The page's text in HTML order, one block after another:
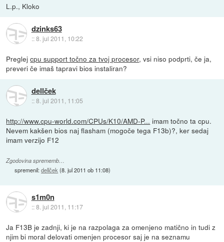
L.p., Kloko
dzinks63
::8. jul 2011, 10:22
Preglejcpu support točno za tvoj procesor, vsi niso podprti, če ja,
preveri če imaš tapravi bios instaliran?
dellček
::8. jul 2011, 11:05
http://www.cpu-world.com/CPUs/K10/AMD-P... imam točno ta cpu.
Nevem kakšen bios naj flasham (mogoče tega F13b)?, ker sedaj
imam verzijo F12
Zgodovina sprememb…
spremenil:dellček (8. jul 2011 ob 11:08)
s1m0n
::8. jul 2011, 11:17
Ja F13B je zadnji, ki je na razpolaga za omenjeno matično in tudi z
njim bi moral delovati omenjen procesor saj je na seznamu